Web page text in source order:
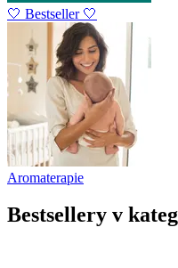
🤍 Bestseller 🤍
Aromaterapie
Bestsellery v